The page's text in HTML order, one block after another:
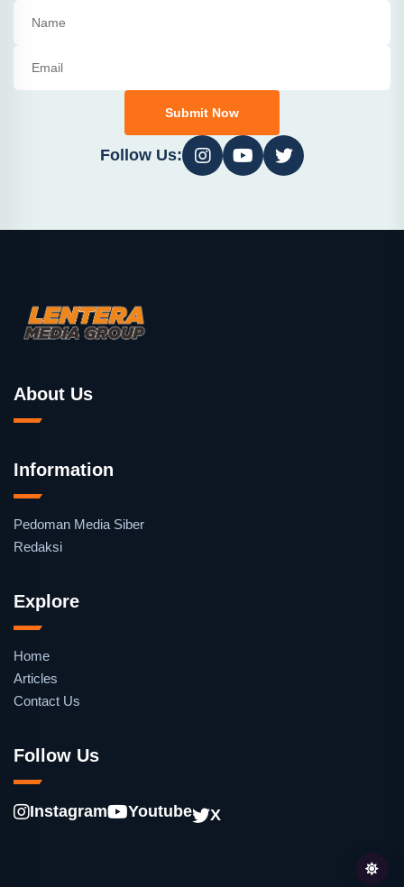
Submit Now
Follow Us:
About Us
Information
Pedoman Media Siber
Redaksi
Explore
Home
Articles
Contact Us
Follow Us
Instagram Youtube X